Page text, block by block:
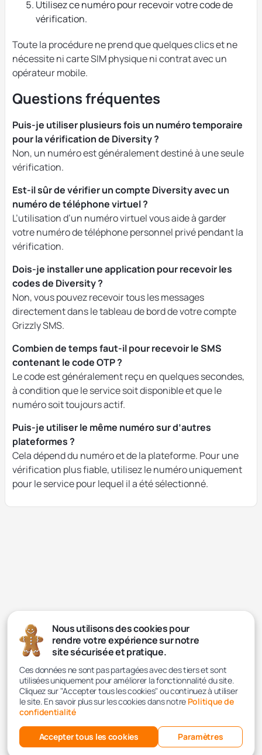
Utilisez ce numéro pour recevoir votre code de
vérification.
Toute la procédure ne prend que quelques clics et ne
nécessite ni carte SIM physique ni contrat avec un
opérateur mobile.
Questions fréquentes
Puis-je utiliser plusieurs fois un numéro temporaire
pour la vérification de Diversity ?
Non, un numéro est généralement destiné à une seule
vérification.
Est-il sûr de vérifier un compte Diversity avec un
numéro de téléphone virtuel ?
L’utilisation d’un numéro virtuel vous aide à garder
votre numéro de téléphone personnel privé pendant la
vérification.
Dois-je installer une application pour recevoir les
codes de Diversity ?
Non, vous pouvez recevoir tous les messages
directement dans le tableau de bord de votre compte
Grizzly SMS.
Combien de temps faut-il pour recevoir le SMS
contenant le code OTP ?
Le code est généralement reçu en quelques secondes,
à condition que le service soit disponible et que le
numéro soit toujours actif.
Puis-je utiliser le même numéro sur d’autres
plateformes ?
Cela dépend du numéro et de la plateforme. Pour une
vérification plus fiable, utilisez le numéro uniquement
pour le service pour lequel il a été sélectionné.
Nous utilisons des cookies pour
rendre votre expérience sur notre
site sécurisée et pratique.
Ces données ne sont pas partagées avec des tiers et sont
utilisées uniquement pour améliorer la fonctionnalité du site.
Cliquez sur "Accepter tous les cookies" ou continuez à utiliser
le site. En savoir plus sur les cookies dans notre Politique de
confidentialité
Accepter tous les cookies Paramètres